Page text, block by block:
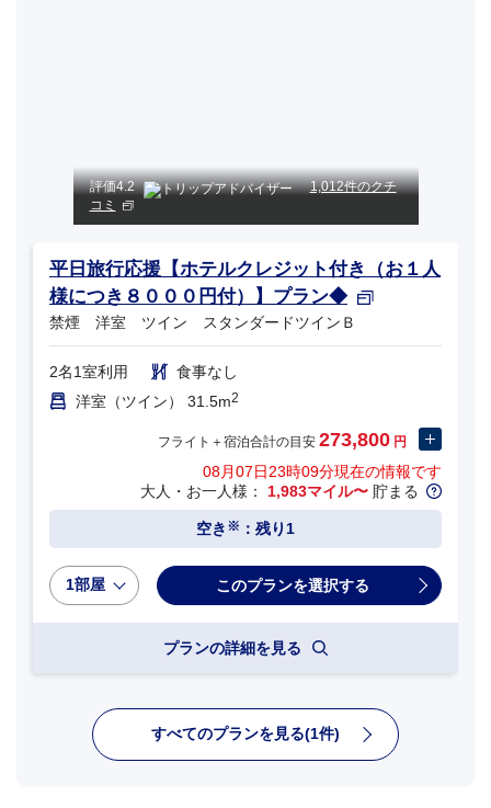
評価4.2
1,012件のクチ
コミ
平日旅行応援【ホテルクレジット付き（お１人
様につき８０００円付）】プラン◆
禁煙 洋室 ツイン スタンダードツインＢ
2名1室利用
食事なし
洋室（ツイン） 31.5m2
フライト＋宿泊合計の目安 273,800 円
08月07日23時09分現在の情報です
大人・お一人様： 1,983マイル〜 貯まる
空き ※ ：残り1
1部屋
プランの詳細を見る
すべてのプランを見る(1件)